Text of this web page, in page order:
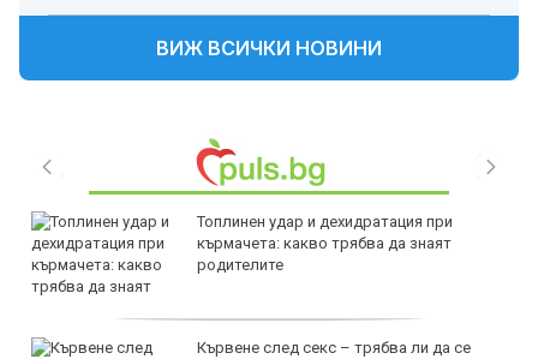
ВИЖ ВСИЧКИ НОВИНИ
Топлинен удар и дехидратация при
кърмачета: какво трябва да знаят
родителите
Кървене след секс – трябва ли да се